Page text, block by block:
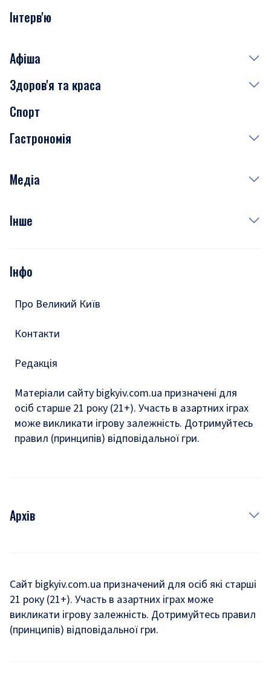
Інтерв'ю
Афіша
Сьогодні
Завтра
Субота
Здоров'я та краса
Медицина
Краса
Спорт
Гастрономія
Рецепти
Медіа
Фото
Подкасти
Інше
Тести
Інфо
Про Великий Київ
Контакти
Редакція
Матеріали сайту bigkyiv.com.ua призначені для
осіб старше 21 року (21+). Участь в азартних іграх
може викликати ігрову залежність. Дотримуйтесь
правил (принципів) відповідальної гри.
Архів
Комуналка
Хроніки війни
Сайт bigkyiv.com.ua призначений для осіб які старші
21 року (21+). Участь в азартних іграх може
викликати ігрову залежність. Дотримуйтесь правил
(принципів) відповідальної гри.